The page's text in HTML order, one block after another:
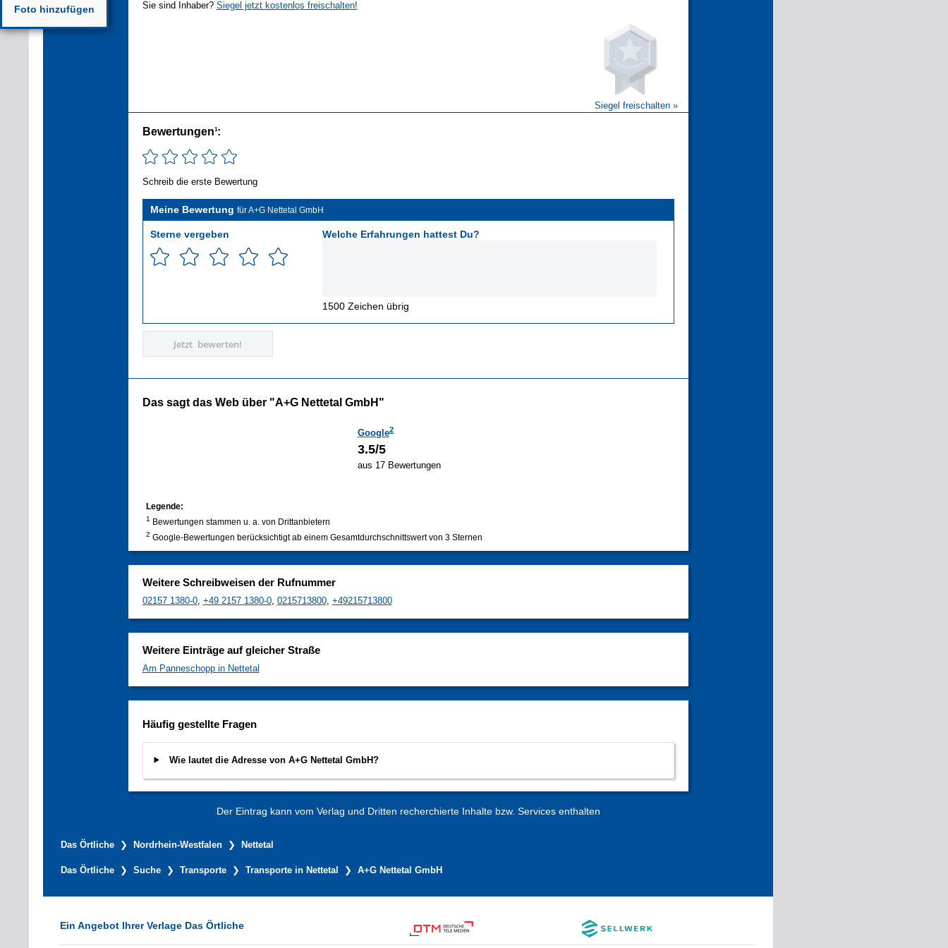
Sie sind Inhaber? Siegel jetzt kostenlos freischalten!
Siegel freischalten »
Bewertungen1:
Schreib die erste Bewertung
Meine Bewertung für A+G Nettetal GmbH
Sterne vergeben Welche Erfahrungen hattest Du?
1500 Zeichen übrig
Jetzt bewerten!
Das sagt das Web über "A+G Nettetal GmbH"
Google2
3.5/5
aus 17 Bewertungen
Legende:
1 Bewertungen stammen u. a. von Drittanbietern
2 Google-Bewertungen berücksichtigt ab einem Gesamtdurchschnittswert von 3 Sternen
Weitere Schreibweisen der Rufnummer
02157 1380-0, +49 2157 1380-0, 0215713800, +49215713800
Weitere Einträge auf gleicher Straße
Am Panneschopp in Nettetal
Häufig gestellte Fragen
Wie lautet die Adresse von A+G Nettetal GmbH?
Der Eintrag kann vom Verlag und Dritten recherchierte Inhalte bzw. Services enthalten
Das Örtliche Nordrhein-Westfalen Nettetal
Das Örtliche Suche Transporte Transporte in Nettetal A+G Nettetal GmbH
Foto hinzufügen
Ein Angebot Ihrer Verlage Das Örtliche